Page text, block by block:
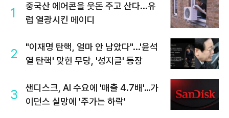
1
중국산 에어콘을 웃돈 주고 산다...유
럽 열광시킨 메이디
2
"이재명 탄핵, 얼마 안 남았다"...'윤석
열 탄핵' 맞힌 무당, '성지글' 등장
3
샌디스크, AI 수요에 '매출 4.7배'…가
이던스 실망에 '주가는 하락'